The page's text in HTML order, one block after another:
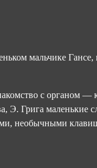
мальчике
с органом —
Грига маленькие
необычными